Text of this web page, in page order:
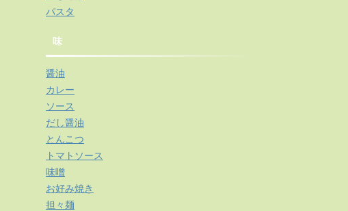
パスタ
味
醤油
カレー
ソース
だし醤油
とんこつ
トマトソース
味噌
お好み焼き
担々麺